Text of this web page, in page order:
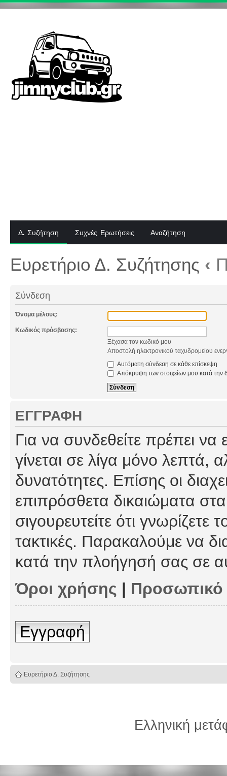
Δ. Συζήτηση Συχνές Ερωτήσεις Αναζήτηση
Ευρετήριο Δ. Συζήτησης ‹
Σύνδεση
Όνομα μέλους:
Κωδικός πρόσβασης:
Ξέχασα τον κωδικό μου
Αποστολή ηλεκτρονικού ταχυδρομείου
Αυτόματη σύνδεση σε κάθε επίσκεψη
Απόκρυψη των στοιχείων μου κατά την
ΕΓΓΡΑΦΉ
Για να συνδεθείτε πρέπει
γίνεται σε λίγα μόνο λεπτά,
δυνατότητες. Επίσης οι
επιπρόσθετα δικαιώματα
σιγουρευτείτε ότι γνωρίζετε
τακτικές. Παρακαλούμε να
κατά την πλοήγησή σας σε
Όροι χρήσης |
Εγγραφή
Ευρετήριο Δ. Συζήτησης
Ελληνική